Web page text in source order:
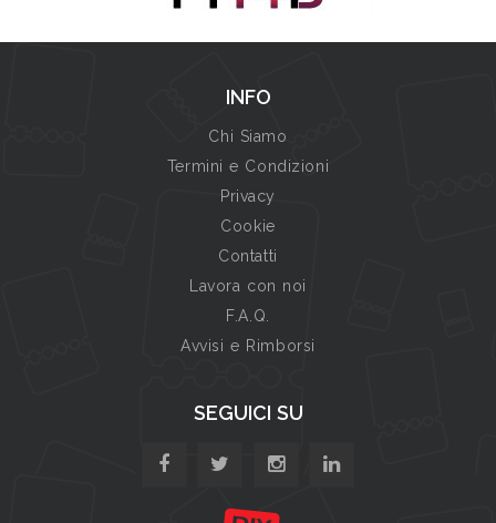
INFO
Chi Siamo
Termini e Condizioni
Privacy
Cookie
Contatti
Lavora con noi
F.A.Q.
Avvisi e Rimborsi
SEGUICI SU